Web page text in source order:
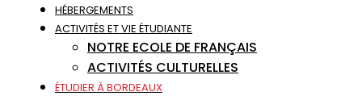
HÉBERGEMENTS
ACTIVITÉS ET VIE ÉTUDIANTE
NOTRE ECOLE DE FRANÇAIS
ACTIVITÉS CULTURELLES
ÉTUDIER À BORDEAUX